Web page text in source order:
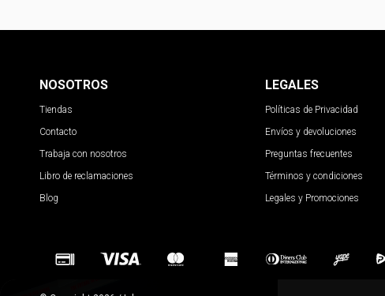
NOSOTROS
Tiendas
Contacto
Trabaja con nosotros
Libro de reclamaciones
Blog
LEGALES
Políticas de Privacidad
Envíos y devoluciones
Preguntas frecuentes
Términos y condiciones
Legales y Promociones